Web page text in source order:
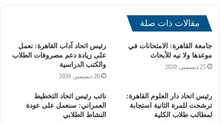
– كليتا الصيدلة بالقاهرة وأسيوط.
مقالات ذات صلة
جامعة القاهرة: الامتحانات في
موعدها ولا نيه للأبحاث
25 ديسمبر، 2020
رئيس اتحاد آداب القاهرة: نعمل
على زيادة دعم مصروفات الطلاب
والكتب الدراسية
26 ديسمبر، 2020
رئيس اتحاد دار العلوم القاهرة:
ترشحت للمرة الثانية استجابة
لمطالب طلاب الكلية
نائب رئيس اتحاد التخطيط
العمراني: سنعمل على عودة
النشاط الطلابي